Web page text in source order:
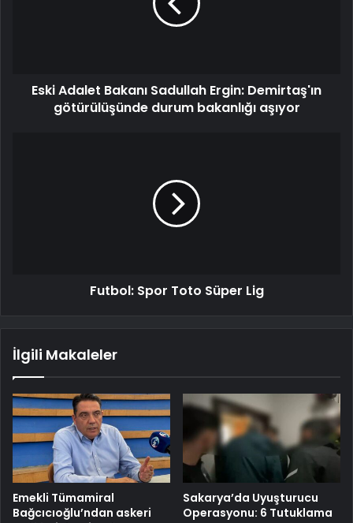
Eski Adalet Bakanı Sadullah Ergin: Demirtaş'ın
götürülüşünde durum bakanlığı aşıyor
Futbol: Spor Toto Süper Lig
İlgili Makaleler
Emekli Tümamiral
Bağcıcıoğlu’ndan askeri
Sakarya’da Uyuşturucu
Operasyonu: 6 Tutuklama